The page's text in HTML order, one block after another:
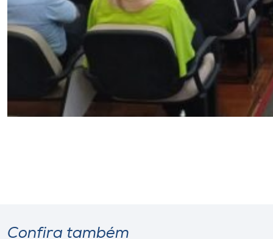
Confira também